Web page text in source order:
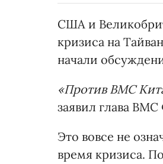
США и
кризиса на
начали
«Против ВМС
заявил глава ВМС
Это вовсе не
время кризиса.